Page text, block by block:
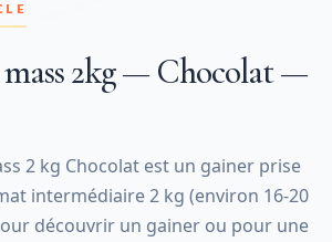
2kg — Chocolat —
2 kg Chocolat est un gainer prise
intermédiaire 2 kg (environ 16-20
découvrir un gainer ou pour une